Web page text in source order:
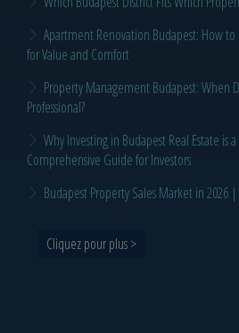
Apartment Renovation Budapest: How
for Value and Comfort
Property Management Budapest: When
Professional?
Why Investing in Budapest Real Estate is
Comprehensive Guide for Investors
Budapest Property Sales Market in 2026
Cliquez pour plus >